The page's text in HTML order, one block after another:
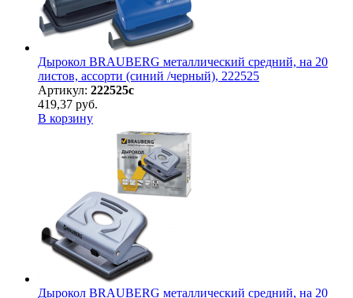
Дырокол BRAUBERG металлический средний, на 20
листов, ассорти (синий /черный), 222525
Артикул: 222525с
419,37 руб.
В корзину
Дырокол BRAUBERG металлический средний, на 20